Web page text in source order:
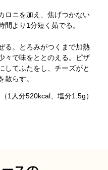
ロニを加え、焦げつかない
間より1分短く茹でる。
る。とろみがつくまで加熱
々で味をととのえる。ピザ
してふたをし、チーズがと
散らす。
（1人分520kcal、塩分1.5g）